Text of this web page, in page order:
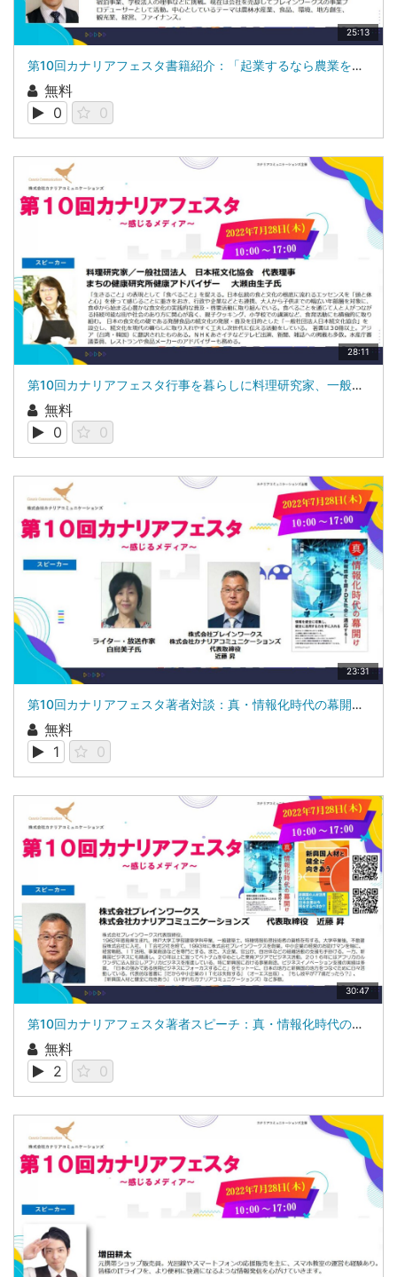
25:13
第10回カナリアフェスタ書籍紹介：「起業するなら農業をすすめる30の理由」「自然と人間の調和を求めて～大賀流オーガニック農法が生み出す軌跡～」株式会社ブレインワークス 事業プロデューサー 鎌田 佳秋
無料
0
0
28:11
第10回カナリアフェスタ行事を暮らしに料理研究家、一般社団法人日本糀文化協会 代表理事 大瀬 由生子氏
無料
0
0
23:31
第10回カナリアフェスタ著者対談：真・情報化時代の幕開け株式会社ブレインワークス 代表取締役 近藤 昇ライター・放送作家 白鳥 美子氏
無料
1
0
30:47
第10回カナリアフェスタ著者スピーチ：真・情報化時代の幕開け株式会社ブレインワークス 代表取締役 近藤 昇
無料
2
0